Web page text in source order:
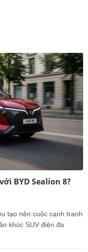
BYD Sealion 8?
tạo nên cuộc cạnh tranh
khúc SUV điện đa